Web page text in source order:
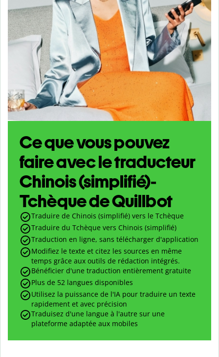
Ce que vous pouvez
faire avec le traducteur
Chinois (simplifié)-
Tchèque de Quillbot
Traduire de Chinois (simplifié) vers le Tchèque
Traduire du Tchèque vers Chinois (simplifié)
Traduction en ligne, sans télécharger d'application
Modifiez le texte et citez les sources en même
temps grâce aux outils de rédaction intégrés.
Bénéficier d'une traduction entièrement gratuite
Plus de 52 langues disponibles
Utilisez la puissance de l'IA pour traduire un texte
rapidement et avec précision
Traduisez d'une langue à l'autre sur une
plateforme adaptée aux mobiles